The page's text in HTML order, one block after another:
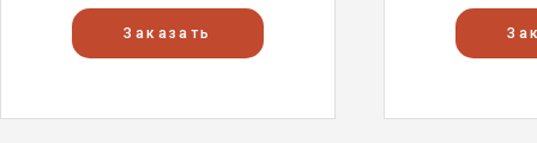
Заказать